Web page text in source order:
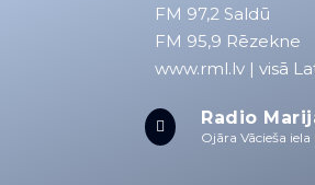
FM 97,2 Saldū
FM 95,9 Rēzekne
www.rml.lv | visā
 Radio
Ojāra Vācieša